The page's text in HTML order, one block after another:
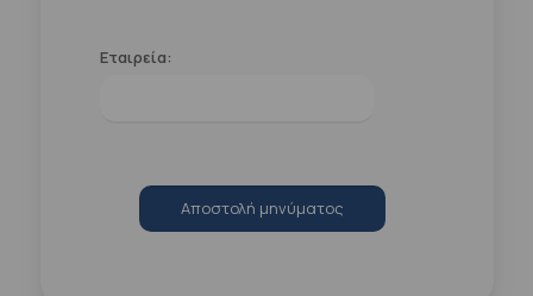
Εταιρεία:
Αποστολή μηνύματος